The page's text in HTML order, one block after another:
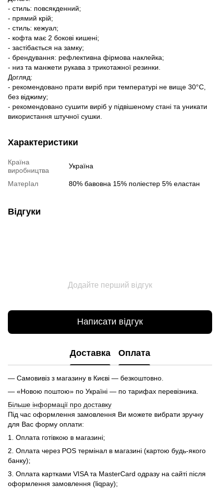
- стиль: повсякденний;
- прямий крій;
- стиль: кежуал;
- кофта має 2 бокові кишені;
- застібається на замку;
- брендування: рефлективна фірмова наклейка;
- низ та манжети рукава з трикотажної резинки.
Догляд:
- рекомендовано прати виріб при температурі не вище 30°C,
без віджиму;
- рекомендовано сушити виріб у підвішеному стані та уникати
використання штучної сушки.
Характеристики
Країна
виробництва
Україна
МатерІал 80% бавовна 15% поліестер 5% еластан
Відгуки
Додайте перший відгук
Написати відгук
Доставка Оплата
— Самовивіз з магазину в Києві — безкоштовно.
— «Новою поштою» по Україні — по тарифах перевізника.
Більше інформації про доставку
Під час оформлення замовлення Ви можете вибрати зручну
для Вас форму оплати:
1. Оплата готівкою в магазині;
2. Оплата через POS термінал в магазині (картою будь-якого
банку);
3. Оплата картками VISA та MasterCard одразу на сайті після
оформлення замовлення (liqpay);